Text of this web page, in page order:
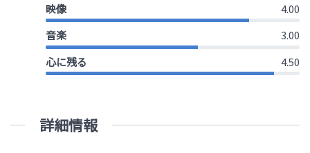
映像
4.00
音楽
3.00
心に残る
4.50
詳細情報